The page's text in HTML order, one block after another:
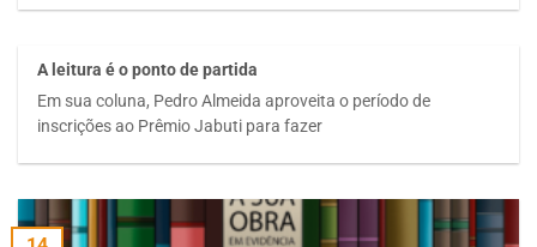
A leitura é o ponto de partida
Em sua coluna, Pedro Almeida aproveita o período de
inscrições ao Prêmio Jabuti para fazer